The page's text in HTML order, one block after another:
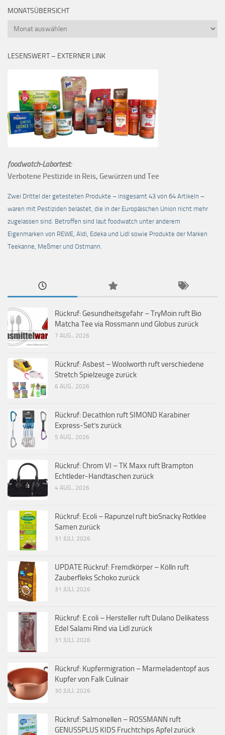
MONATSÜBERSICHT
Monatsübersicht
LESENSWERT – EXTERNER LINK
foodwatch-Labortest:
Verbotene Pestizide in Reis, Gewürzen und Tee
Zwei Drittel der getesteten Produkte – insgesamt 43 von 64 Artikeln –
waren mit Pestiziden belastet, die in der Europäischen Union nicht mehr
zugelassen sind. Betroffen sind laut foodwatch unter anderem
Eigenmarken von REWE, Aldi, Edeka und Lidl sowie Produkte der Marken
Teekanne, Meßmer und Ostmann.
Rückruf: Gesundheitsgefahr – TryMoin ruft Bio
Matcha Tee via Rossmann und Globus zurück
7 AUG., 2026
Rückruf: Asbest – Woolworth ruft verschiedene
Stretch Spielzeuge zurück
6 AUG., 2026
Rückruf: Decathlon ruft SIMOND Karabiner
Express-Set’s zurück
5 AUG., 2026
Rückruf: Chrom VI – TK Maxx ruft Brampton
Echtleder-Handtaschen zurück
4 AUG., 2026
Rückruf: Ecoli – Rapunzel ruft bioSnacky Rotklee
Samen zurück
31 JULI, 2026
UPDATE Rückruf: Fremdkörper – Kölln ruft
Zauberfleks Schoko zurück
31 JULI, 2026
Rückruf: E.coli – Hersteller ruft Dulano Delikatess
Edel Salami Rind via Lidl zurück
31 JULI, 2026
Rückruf: Kupfermigration – Marmeladentopf aus
Kupfer von Falk Culinair
30 JULI, 2026
Rückruf: Salmonellen – ROSSMANN ruft
GENUSSPLUS KIDS Fruchtchips Apfel zurück